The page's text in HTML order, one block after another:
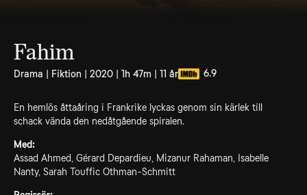
Fahim
Drama | Fiktion | 2020 | 1h 47m | 11 år 6.9
En hemlös åttaåring i Frankrike lyckas genom sin kärlek till
schack vända den nedåtgående spiralen.
Med:
Assad Ahmed, Gérard Depardieu, Mizanur Rahaman, Isabelle
Nanty, Sarah Touffic Othman-Schmitt